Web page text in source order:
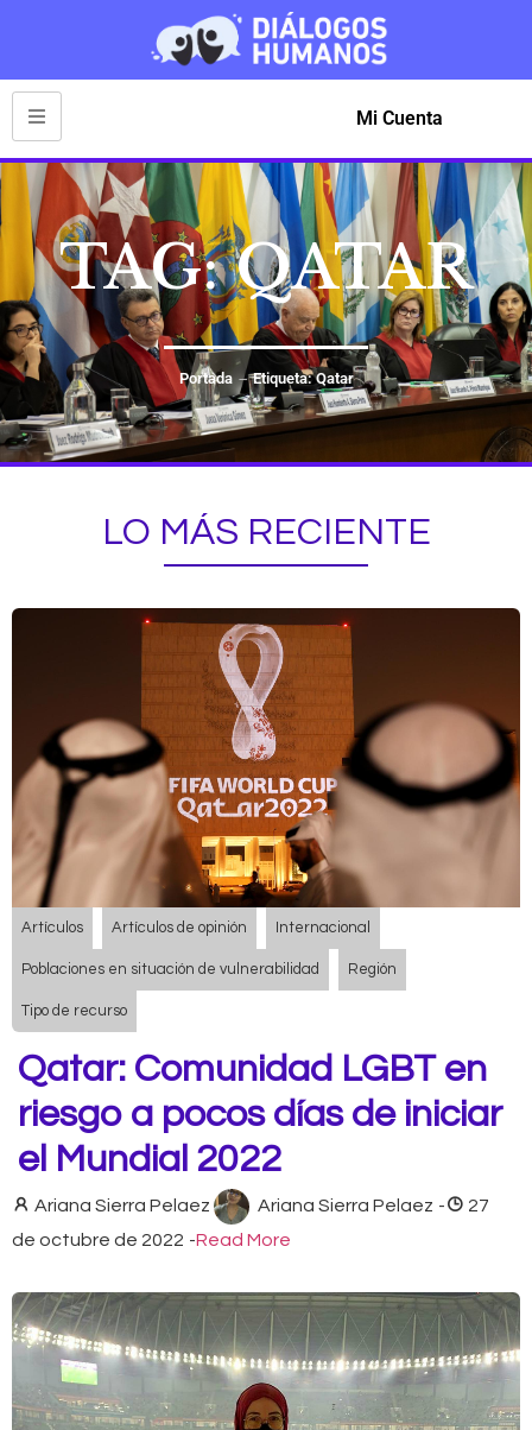
Mi Cuenta
TAG: QATAR
Portada Etiqueta: Qatar
LO MÁS RECIENTE
Artículos Artículos de opinión Internacional
Poblaciones en situación de vulnerabilidad Región
Tipo de recurso
Qatar: Comunidad LGBT en
riesgo a pocos días de iniciar
el Mundial 2022
Ariana Sierra Pelaez Ariana Sierra Pelaez -
27
de octubre de 2022 -Read More